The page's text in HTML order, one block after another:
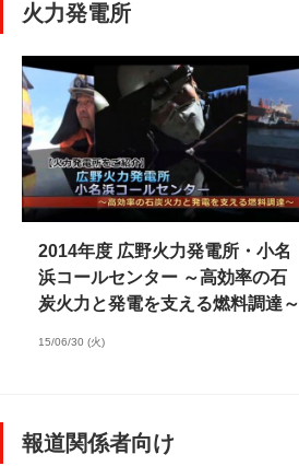
火力発電所
2014年度 広野火力発電所・小名
浜コールセンター ～高効率の石
炭火力と発電を支える燃料調達～
15/06/30 (火)
報道関係者向け